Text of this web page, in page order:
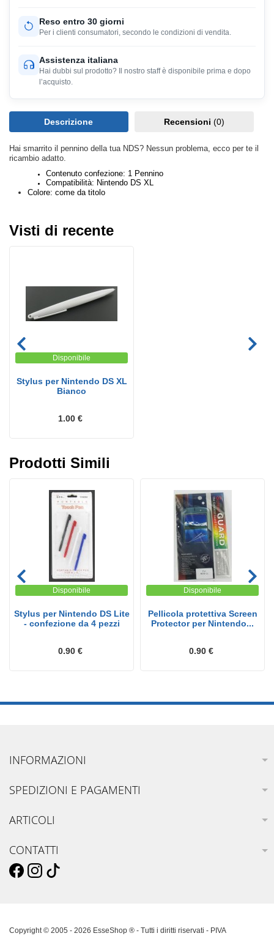
Reso entro 30 giorni
Per i clienti consumatori, secondo le condizioni di vendita.
Assistenza italiana
Hai dubbi sul prodotto? Il nostro staff è disponibile prima e dopo
l’acquisto.
Descrizione Recensioni (0)
Hai smarrito il pennino della tua NDS? Nessun problema, ecco per te il
ricambio adatto.
Contenuto confezione: 1 Pennino
Compatibilità: Nintendo DS XL
Colore: come da titolo
Visti di recente
Disponibile
Stylus per Nintendo DS XL
Bianco
1.00 €
Prodotti Simili
Disponibile
Stylus per Nintendo DS Lite
- confezione da 4 pezzi
0.90 €
Disponibile
Pellicola protettiva Screen
Protector per Nintendo...
0.90 €
INFORMAZIONI
SPEDIZIONI E PAGAMENTI
ARTICOLI
CONTATTI
Copyright © 2005 - 2026 EsseShop ® - Tutti i diritti riservati - PIVA